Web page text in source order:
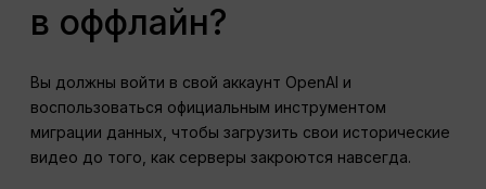
в оффлайн?
Вы должны войти в свой аккаунт OpenAI и
воспользоваться официальным инструментом
миграции данных, чтобы загрузить свои исторические
видео до того, как серверы закроются навсегда.